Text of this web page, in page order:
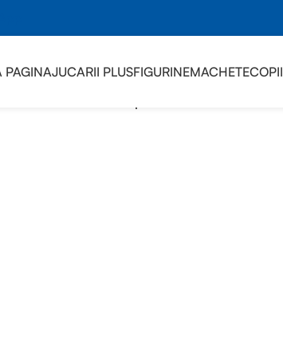
PAGINAJUCARII PLUSFIGURINEMACHETECOPII